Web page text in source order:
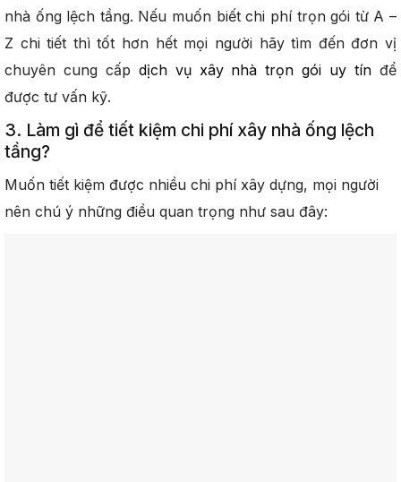
nhà ống lệch tầng. Nếu muốn biết chi phí trọn gói từ A –
Z chi tiết thì tốt hơn hết mọi người hãy tìm đến đơn vị
chuyên cung cấp dịch vụ xây nhà trọn gói uy tín để
được tư vấn kỹ.
3. Làm gì để tiết kiệm chi phí xây nhà ống lệch
tầng?
Muốn tiết kiệm được nhiều chi phí xây dựng, mọi người
nên chú ý những điều quan trọng như sau đây: